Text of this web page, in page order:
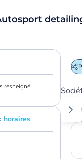
resneigné
horaires